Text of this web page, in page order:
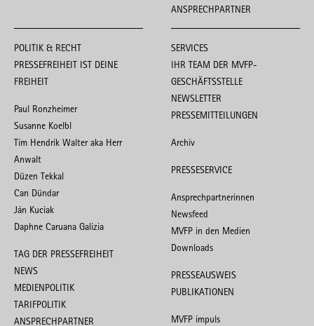
ANSPRECHPARTNER
POLITIK & RECHT
PRESSEFREIHEIT IST DEINE
FREIHEIT
Paul Ronzheimer
Susanne Koelbl
Tim Hendrik Walter aka Herr
Anwalt
Düzen Tekkal
Can Dündar
Ján Kuciak
Daphne Caruana Galizia
TAG DER PRESSEFREIHEIT
NEWS
MEDIENPOLITIK
TARIFPOLITIK
ANSPRECHPARTNER
SERVICES
IHR TEAM DER MVFP-
GESCHÄFTSSTELLE
NEWSLETTER
PRESSEMITTEILUNGEN
Archiv
PRESSESERVICE
Ansprechpartnerinnen
Newsfeed
MVFP in den Medien
Downloads
PRESSEAUSWEIS
PUBLIKATIONEN
MVFP impuls